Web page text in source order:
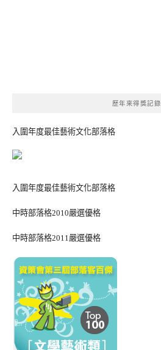
歷年來得獎記錄
入圍年度最佳藝術文化部落格
入圍年度最佳藝術文化部落格
中時部落格2010嚴選優格
中時部落格2011嚴選優格